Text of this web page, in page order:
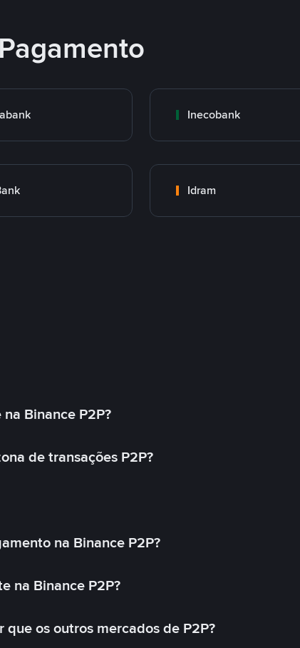
Inecobank
Idram
Binance P2P?
de transações P2P?
na Binance P2P?
na Binance P2P?
os outros mercados de P2P?